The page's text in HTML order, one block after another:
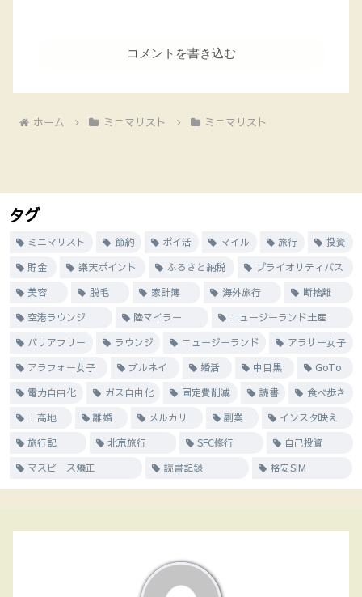
コメントを書き込む
ホーム ミニマリスト ミニマリスト
タグ
ミニマリスト 節約 ポイ活 マイル 旅行
投資
貯金
楽天ポイント ふるさと納税
プライオリティパス
美容
脱毛 家計簿 海外旅行
断捨離
空港ラウンジ
陸マイラー
ニュージーランド土産
バリアフリー
ラウンジ ニュージーランド
アラサー女子
アラフォー女子
ブルネイ 婚活 中目黒
GoTo
電力自由化
ガス自由化 固定費削減 読書
食べ歩き
上高地
離婚 メルカリ 副業
インスタ映え
旅行記
北京旅行 SFC修行
自己投資
マスピース矯正
読書記録 格安SIM